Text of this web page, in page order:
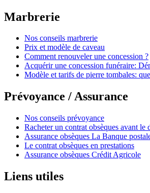
Marbrerie
Nos conseils marbrerie
Prix et modèle de caveau
Comment renouveler une concession ?
Acquérir une concession funéraire:
Modèle et tarifs de pierre tombales:
Prévoyance / Assurance
Nos conseils prévoyance
Racheter un contrat obsèques avant le
Assurance obsèques La Banque
Le contrat obsèques en prestations
Assurance obsèques Crédit Agricole
Liens utiles